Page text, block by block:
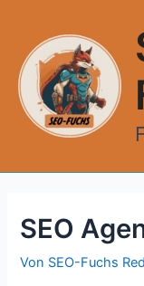
springen
SEO
Von SEO-Fuchs